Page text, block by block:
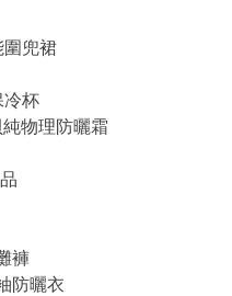
兜裙
冷杯
物理防曬霜
褲
防曬衣